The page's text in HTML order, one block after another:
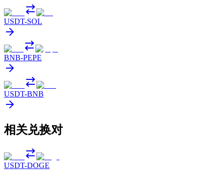
USDT-SOL
BNB-PEPE
USDT-BNB
相关兑换对
USDT-DOGE